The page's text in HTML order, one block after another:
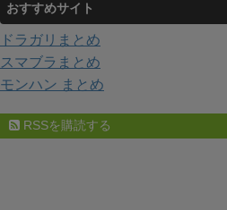
おすすめサイト
ドラガリまとめ
スマブラまとめ
モンハン まとめ
RSSを購読する